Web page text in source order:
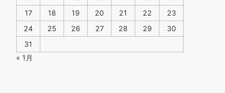
17
18 19 20 21 22
23
24
25 26 27 28 29
30
31
« 1月